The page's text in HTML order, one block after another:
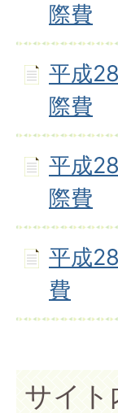
際費
平成
際費
平成
際費
平成
費
サイト